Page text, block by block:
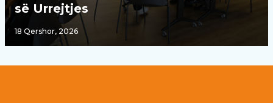
së Urrejtjes
18 Qershor, 2026